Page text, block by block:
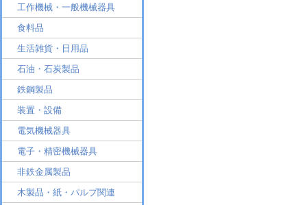
工作機械・一般機械器具
食料品
生活雑貨・日用品
石油・石炭製品
鉄鋼製品
装置・設備
電気機械器具
電子・精密機械器具
非鉄金属製品
木製品・紙・パルプ関連